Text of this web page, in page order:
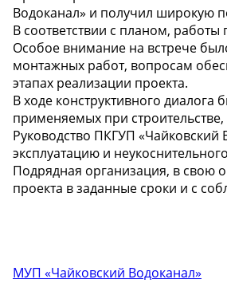
Водоканал» и получил широкую
В соответствии с планом,
Особое внимание на встрече
монтажных работ, вопросам
этапах реализации проекта.
В ходе конструктивного
применяемых при
Руководство ПКГУП «Чайковский
эксплуатацию и
Подрядная организация, в свою
проекта в заданные сроки и с
МУП «Чайковский Водоканал»